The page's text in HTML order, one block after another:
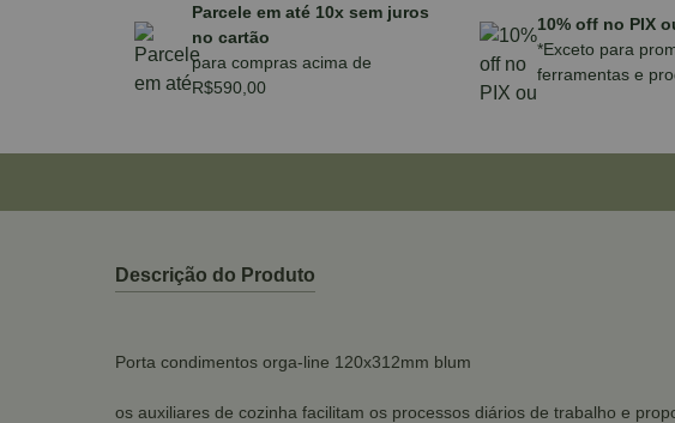
Parcele em até 10x sem juros
no cartão
para compras acima de
R$590,00
10% off no PIX
*Exceto para
ferramentas e
Descrição do Produto
Porta condimentos orga-line 120x312mm blum
os auxiliares de cozinha facilitam os processos diários de trabalho e